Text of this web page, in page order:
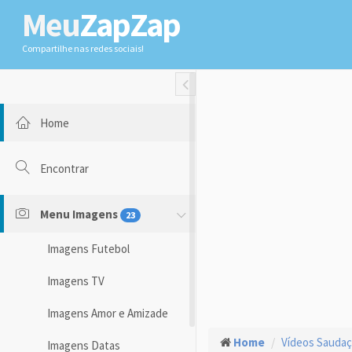
MeuZapZap
Compartilhe nas redes sociais!
Toggle Fullwidth
Home
Encontrar
Menu Imagens 23
Imagens Futebol
Imagens TV
Imagens Amor e Amizade
Imagens Datas Home Vídeos